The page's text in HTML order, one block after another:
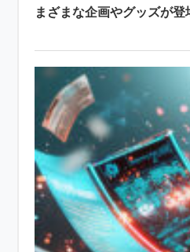
まざまな企画やグッズが